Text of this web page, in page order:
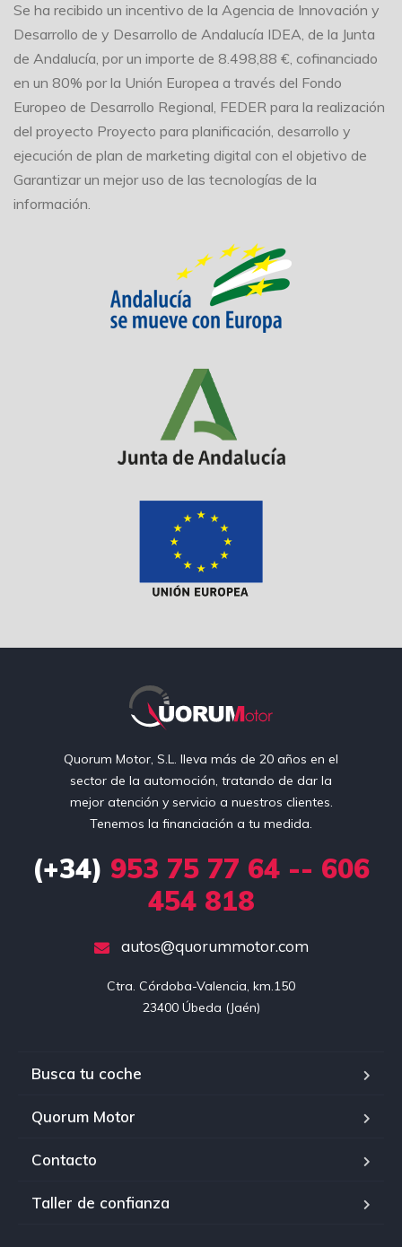
Se ha recibido un incentivo de la Agencia de Innovación y
Desarrollo de y Desarrollo de Andalucía IDEA, de la Junta
de Andalucía, por un importe de 8.498,88 €, cofinanciado
en un 80% por la Unión Europea a través del Fondo
Europeo de Desarrollo Regional, FEDER para la realización
del proyecto Proyecto para planificación, desarrollo y
ejecución de plan de marketing digital con el objetivo de
Garantizar un mejor uso de las tecnologías de la
información.
Quorum Motor, S.L. lleva más de 20 años en el
sector de la automoción, tratando de dar la
mejor atención y servicio a nuestros clientes.
Tenemos la financiación a tu medida.
(+34) 953 75 77 64 -- 606
454 818
autos@quorummotor.com
Ctra. Córdoba-Valencia, km.150
23400 Úbeda (Jaén)
Busca tu coche
Quorum Motor
Contacto
Taller de confianza